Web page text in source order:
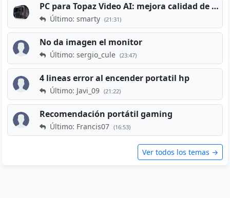
PC para Topaz Video AI: mejora calidad de vídeos viejos
Último: smarty (21:31)
No da imagen el monitor
Último: sergio_cule (23:47)
4 lineas error al encender portatil hp
Último: Javi_09 (21:22)
Recomendación portátil gaming
Último: Francis07 (16:53)
Ver todos los temas →